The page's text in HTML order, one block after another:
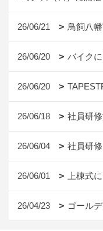
26/06/21 鳥飼八
26/06/20 バイク
26/06/20
26/06/18 社員研
26/06/04 社員研
26/06/01 上棟式
26/04/23 ゴール